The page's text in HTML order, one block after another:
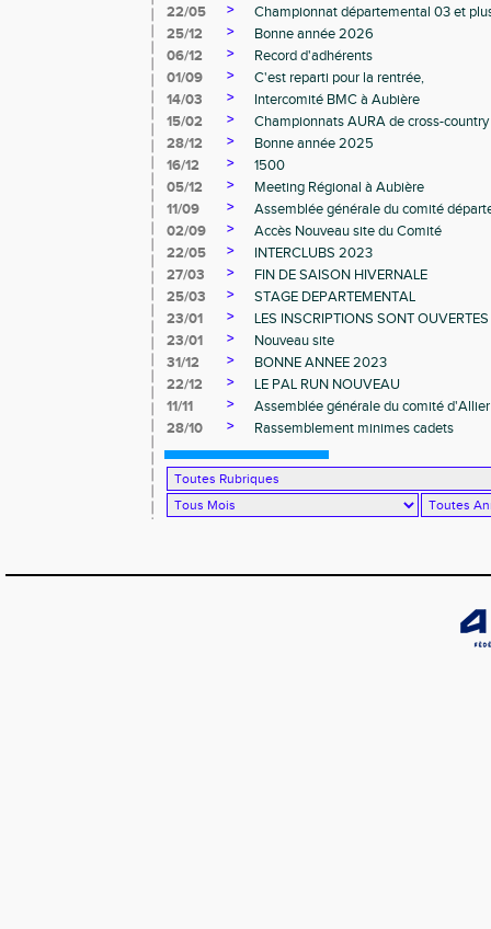
22/05 >
Championnat départemental 03 et
25/12
>
Bonne année 2026
06/12
>
Record d'adhérents
01/09
>
C'est reparti pour la rentrée,
14/03
>
Intercomité BMC à Aubière
15/02
>
Championnats AURA de cross-country
28/12
>
Bonne année 2025
16/12
>
1500
05/12
>
Meeting Régional à Aubière
11/09
>
Assemblée générale du comité
02/09
>
Accès Nouveau site du Comité
22/05
>
INTERCLUBS 2023
27/03
>
FIN DE SAISON HIVERNALE
25/03
>
STAGE DEPARTEMENTAL
23/01
>
LES INSCRIPTIONS SONT OUVERTES
23/01
>
Nouveau site
31/12
>
BONNE ANNEE 2023
22/12
>
LE PAL RUN NOUVEAU
11/11
>
Assemblée générale du comité
28/10
> Rassemblement minimes cadets